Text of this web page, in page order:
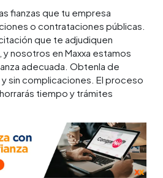
fianzas que tu empresa
o contrataciones públicas.
que te adjudiquen
y nosotros en Maxxa estamos
adecuada. Obtenla de
y sin complicaciones. El proceso
tiempo y trámites